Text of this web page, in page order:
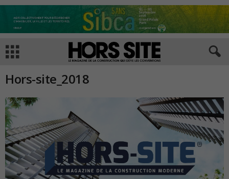
Hors-site_2018